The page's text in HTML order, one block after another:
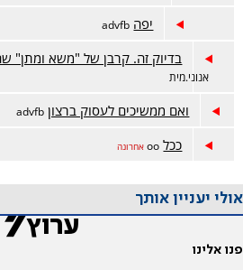
יפה advfb
בדיוק זה. קרבן של "משא ומתן"
אנוני.מית
ואם ממשיכים לעסוק ברצון advfb
ככל oo אחרונה
אולי יעניין אותך
פנו אלינו